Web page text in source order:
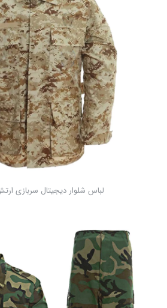
لباس شلوار دیجیتال سربازی